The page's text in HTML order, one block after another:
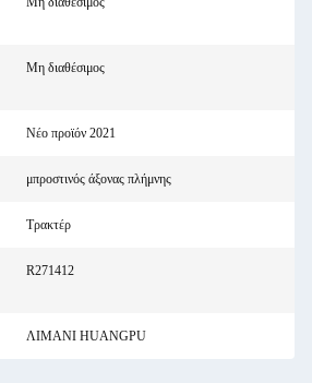
Μη διαθέσιμος
Νέο προϊόν 2021
μπροστινός άξονας πλήμνης
Τρακτέρ
R271412
ΛΙΜΑΝΙ HUANGPU